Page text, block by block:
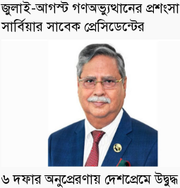
জুলাই-আগস্ট গণঅভ্যুত্থানের প্রশংসা
সার্বিয়ার সাবেক প্রেসিডেন্টের
৬ দফার অনুপ্রেরণায় দেশপ্রেমে উদ্বুদ্ধ